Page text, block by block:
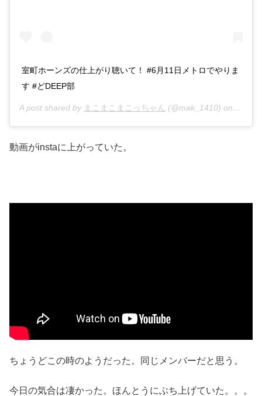
室町ホーンズの仕上がり聴いて！ #6月11日メトロでやりま
す #どDEEP部
A post shared by まこまこまこっちゃん (@mak_1410) on May
動画がinstaに上がっていた。
ちょうどこの時のようだった。同じメンバーだと思う。
今日の気合は凄かった。ほんとうにぶち上げていた。。。